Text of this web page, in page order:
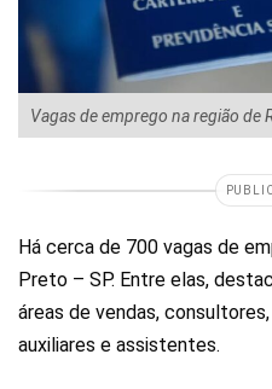
Vagas de emprego na região de
Há cerca de 700 vagas de
Preto – SP. Entre elas,
áreas de vendas,
auxiliares e assistentes.